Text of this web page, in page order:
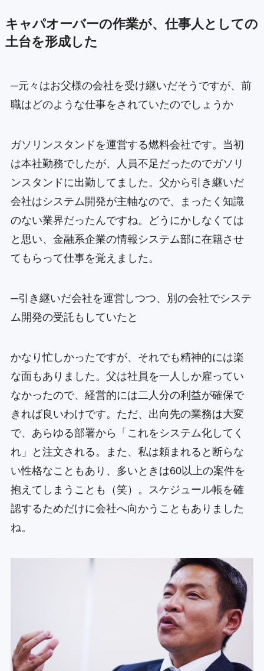
キャパオーバーの作業が、仕事人としての
土台を形成した
─元々はお父様の会社を受け継いだそうですが、前
職はどのような仕事をされていたのでしょうか
ガソリンスタンドを運営する燃料会社です。当初
は本社勤務でしたが、人員不足だったのでガソリ
ンスタンドに出勤してました。父から引き継いだ
会社はシステム開発が主軸なので、まったく知識
のない業界だったんですね。どうにかしなくては
と思い、金融系企業の情報システム部に在籍させ
てもらって仕事を覚えました。
─引き継いだ会社を運営しつつ、別の会社でシステ
ム開発の受託もしていたと
かなり忙しかったですが、それでも精神的には楽
な面もありました。父は社員を一人しか雇ってい
なかったので、経営的には二人分の利益が確保で
きれば良いわけです。ただ、出向先の業務は大変
で、あらゆる部署から「これをシステム化してく
れ」と注文される。また、私は頼まれると断らな
い性格なこともあり、多いときは60以上の案件を
抱えてしまうことも（笑）。スケジュール帳を確
認するためだけに会社へ向かうこともありました
ね。